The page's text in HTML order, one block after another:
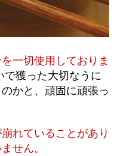
一切使用しておりま
獲った大切なうに
かと、頑固に頑張っ
れていることがあり
せん。